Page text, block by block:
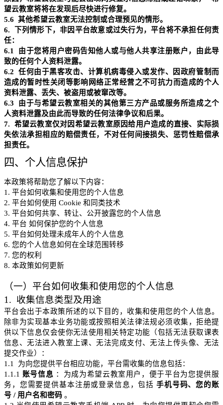
望云教室将将在发现后尽快进行修复。
5.6 其他希望云教室无法控制或合理预见的情形。
6.
下列情形下，非因平台故意或过失行为，平台将不承担任何责
任：
6.1
由于您将用户密码告知他人或与他人共享注册账户，由此导
致的任何个人资料泄露。
6.2
任何由于黑客攻击、计算机病毒侵入或发作、因政府管制而
造成的暂时性关闭等影响网络正常经营之不可抗力而造成的个人
资料泄露、丢失、被盗用或被窜改等。
6.3
由于与希望云教室相关的其他第三方产品或服务所造成之个
人资料泄露及由此而导致的任何法律争议和后果。
7.
希望云教室仅对因希望云教室原因给用户造成的直接、实际损
失依法承担相应的赔偿责任，不对任何间接损失、惩罚性赔偿承
担责任。
四、个人信息保护
本政策将帮助您了解以下内容：
1. 平台如何收集和使用您的个人信息
2. 平台如何使用 Cookie 和同类技术
3. 平台如何共享、转让、公开披露您的个人信息
4. 平台 如何保护您的个人信息
5. 平台如何处理未成年人的个人信息
6. 您的个人信息如何在全球范围转移
7. 您的权利
8. 本政策如何更新
（一）平台如何收集和使用您的个人信息
1. 收集信息类型及用途
平台会出于本政策所述的以下目的，收集和使用您的个人信息。
除非为实现基本业务功能或按照相关法律法规必须收集，拒绝提
供以下信息仅会使你无法使用相关特定功能（包括无法获取课表
信息、无法进入教室上课、无法完成支付、无法上传头像、无法
提交作业）：
1.1
为向您提供平台相应功能，平台需收集的信息包括：
1.1.1 账号信息 ：为成为希望云教室用户，便于平台为您提供服
务，您需要提供基本注册或登录信息，包括 手机号码、您的账
号 / 用户名和密码 。